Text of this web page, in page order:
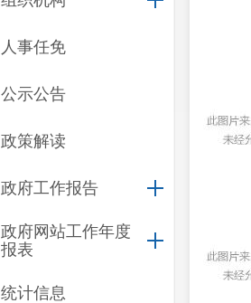
人事任免
公示公告
政策解读
政府工作报告
政府网站工作年度
报表
统计信息